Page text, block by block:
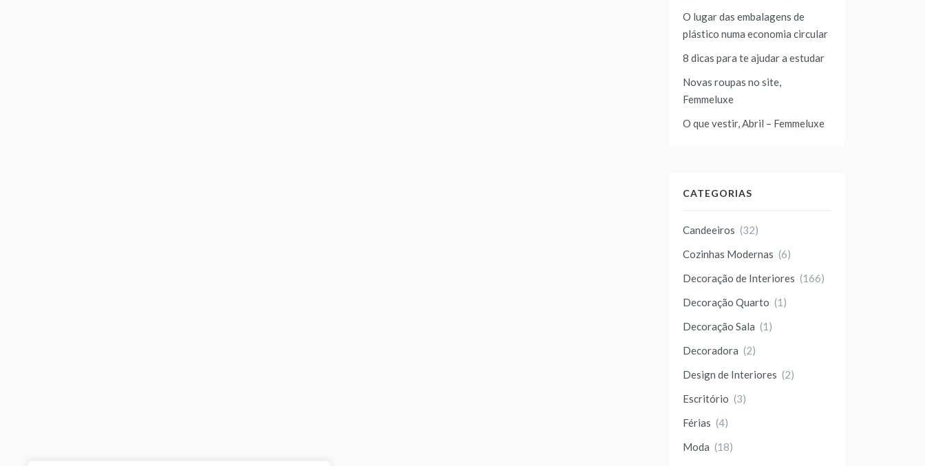
O lugar das embalagens de
plástico numa economia circular
8 dicas para te ajudar a estudar
Novas roupas no site,
Femmeluxe
O que vestir, Abril – Femmeluxe
CATEGORIAS
Candeeiros (32)
Cozinhas Modernas (6)
Decoração de Interiores (166)
Decoração Quarto (1)
Decoração Sala (1)
Decoradora (2)
Design de Interiores (2)
Escritório (3)
Férias (4)
Moda (18)